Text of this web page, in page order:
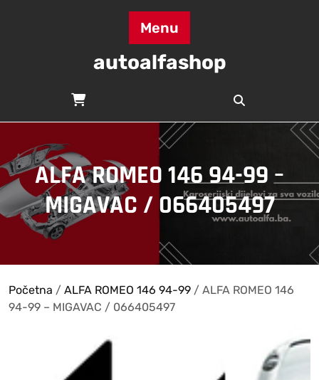
Menu
autoalfashop
ALFA ROMEO 146 94-99 –
MIGAVAC / 066405497
Početna / ALFA ROMEO 146 94-99 / ALFA ROMEO 146
94-99 – MIGAVAC / 066405497